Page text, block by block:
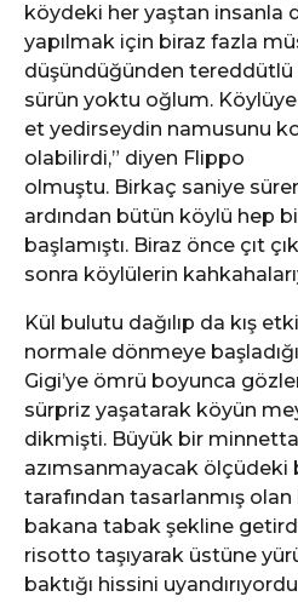
köydeki her yaştan insanla
yapılmak için biraz fazla
düşündüğünden tereddütlü
sürün yoktu oğlum.
et yedirseydin namusunu
olabilirdi,” diyen Flippo
olmuştu. Birkaç saniye
ardından bütün köylü hep
başlamıştı. Biraz önce çıt
sonra köylülerin
Kül bulutu dağılıp da kış
normale dönmeye
Gigi’ye ömrü boyunca
sürpriz yaşatarak köyün
dikmişti. Büyük bir
azımsanmayacak
tarafından tasarlanmış olan
bakana tabak şekline
risotto taşıyarak üstüne
baktığı hissini